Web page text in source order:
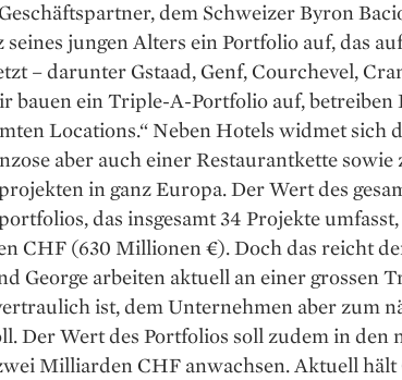
dem ­Schweizer Byron
­seines jungen Alters ein Portfolio auf, das
– darunter Gstaad, Genf, Courchevel,
bauen ein Triple-A-Portfolio auf,
Locations.“ ­Neben Hotels widmet sich
aber auch einer Restaurantkette
in ganz Euro­pa. Der Wert des
das insgesamt 34 Projekte
CHF (630 Millionen €). Doch das reicht
George arbeiten aktuell an einer grossen
ist, dem Unter­nehmen aber zum
Der Wert des Portfolios soll zudem in den
Milliarden CHF anwachsen. Aktuell hält